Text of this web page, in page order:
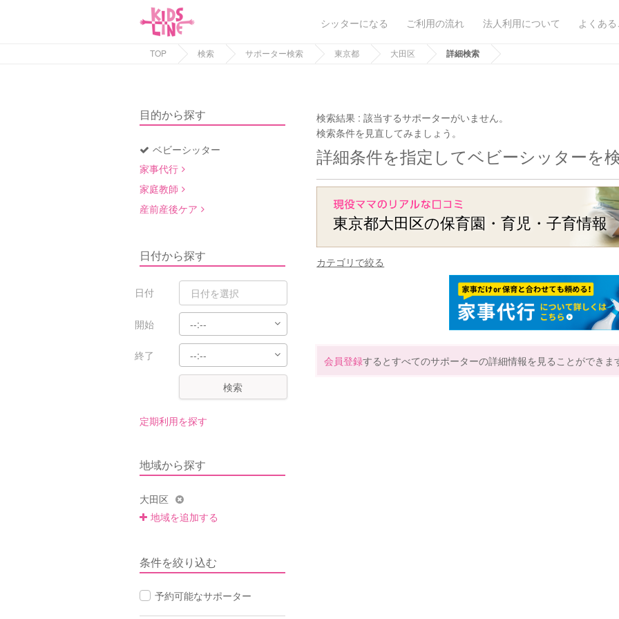
シッターになる ご利用の流れ 法人利用について よくあ
TOP 検索 サポーター検索 東京都 大田区 詳細検索
目的から探す
ベビーシッター
家事代行
家庭教師
産前産後ケア
日付から探す
日付
開始
終了
検索
定期利用を探す
地域から探す
大田区
地域を追加する
条件を絞り込む
予約可能なサポーター
検索結果 :該当するサポーターがいません。
検索条件を見直してみましょう。
詳細条件を指定してベビーシッターを
東京都大田区の保育園・育児・子育情報
カテゴリで絞る
会員登録するとすべてのサポーターの詳細情報を見ることができま